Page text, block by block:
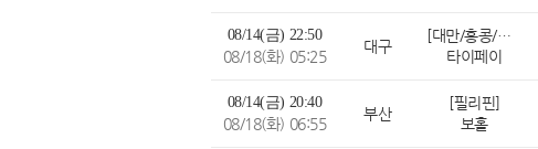
08/14(금) 22:50
08/18(화) 05:25
대구
[대만/홍콩/마카오]
타이페이
08/14(금) 20:40
08/18(화) 06:55
부산
[필리핀]
보홀